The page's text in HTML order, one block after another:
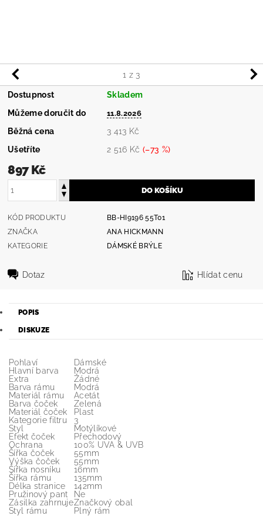
1 z 3
Dostupnost
Skladem
Můžeme doručit do
11.8.2026
Běžná cena
3 413 Kč
Ušetříte
2 516 Kč (–73 %)
897 Kč
KÓD PRODUKTU
BB-HI9196 55T01
ZNAČKA
ANA HICKMANN
KATEGORIE
DÁMSKÉ BRÝLE
Dotaz Hlídat cenu
POPIS
DISKUZE
Pohlaví
Dámské
Hlavní barva
Modrá
Extra
Žádné
Barva rámu
Modrá
Materiál rámu
Acetát
Barva čoček
Zelená
Materiál čoček
Plast
Kategorie filtru
3
Styl
Motýlíkové
Efekt čoček
Přechodový
Ochrana
100% UVA & UVB
Šířka čoček
55mm
Výška čoček
55mm
Šířka nosníku
16mm
Šířka rámu
135mm
Délka stranice
142mm
Pružinový pant
Ne
Zásilka zahrnujeZnačkový obal
Styl rámu
Plný rám